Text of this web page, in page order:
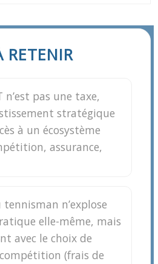
RETENIR
n’est pas une taxe,
stratégique
à un écosystème
assurance,
n’explose
elle-même, mais
avec le choix de
compétition (frais de